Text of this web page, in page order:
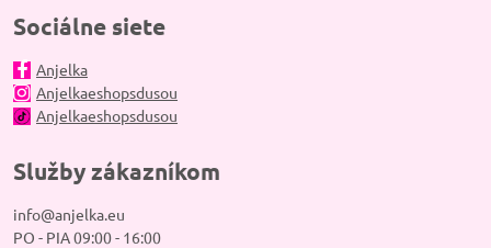
Sociálne siete
Anjelka
Anjelkaeshopsdusou
Anjelkaeshopsdusou
Služby zákazníkom
info@anjelka.eu
PO - PIA 09:00 - 16:00